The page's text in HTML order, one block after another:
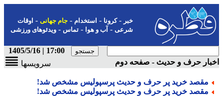
-کرونا-استخدام- جام جهانی-اوقات
شرعی-آب و هوا-تماس-ویدئوهای ورزشی
17:00 | 1405/5/16
حرف و حدیث - صفحه دوم
سرویسها
مقصد خرید پر حرف و حدیث پرسپولیس مشخص شد!
مقصد خرید پر حرف و حدیث پرسپولیس مشخص شد!